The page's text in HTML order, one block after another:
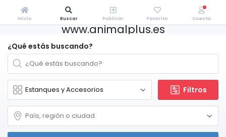
www.animalplus.es
¿Qué estás buscando?
Filtros
Inicio Buscar Publicar Favorito Cuenta